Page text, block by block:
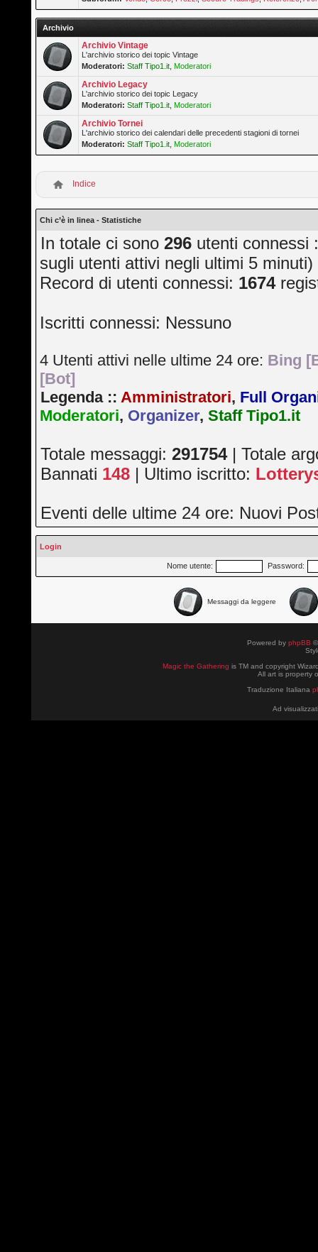
Archivio
Archivio Vintage
L'archivio storico dei topic Vintage
Moderatori: Staff Tipo1.it Moderatori
Archivio Legacy
L'archivio storico dei topic Legacy
Moderatori: Staff Tipo1.it Moderatori
Archivio Tornei
L'archivio storico dei calendari delle precedenti stagioni di tornei
Moderatori: Staff Tipo1.it Moderatori
Indice
Chi c’è in linea - Statistiche
In totale ci sono296 utenti connessi
sugli utenti attivi negli ultimi 5 minuti)
Record di utenti connessi: 1674
Iscritti connessi: Nessuno
4 Utenti attivi nelle ultime 24 ore: Bing
[Bot]
Legenda ::Amministratori, Full
Moderatori, Organizer,Staff Tipo1.it
Totale messaggi:291754| Totale
Bannati 148 | Ultimo iscritto:
Eventi delle ultime 24 ore: Nuovi
Login
Nome utente: Password:
Messaggi da leggere
Powered by phpBB
Magic the Gathering is TM and copyright
All art is property
Traduzione Italiana
Ad